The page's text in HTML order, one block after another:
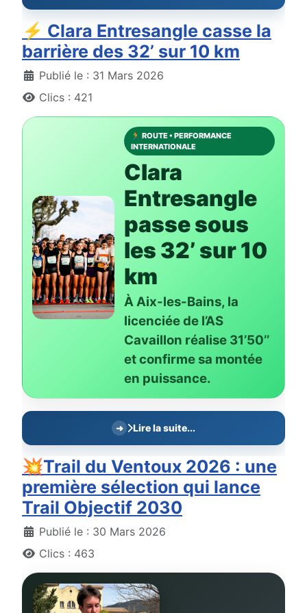
⚡ Clara Entresangle casse la
barrière des 32’ sur 10 km
DétailsPublié le : 31 Mars 2026
Clics : 421
🏃 ROUTE • PERFORMANCE
INTERNATIONALE
Clara
Entresangle
passe sous
les 32’ sur 10
km
À Aix-les-Bains, la
licenciée de l’AS
Cavaillon réalise 31’50’’
et confirme sa montée
en puissance.
Lire la suite...
💥Trail du Ventoux 2026 : une
première sélection qui lance
Trail Objectif 2030
DétailsPublié le : 30 Mars 2026
Clics : 463